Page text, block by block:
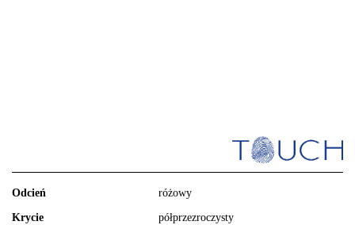
Odcień różowy
Krycie półprzezroczysty